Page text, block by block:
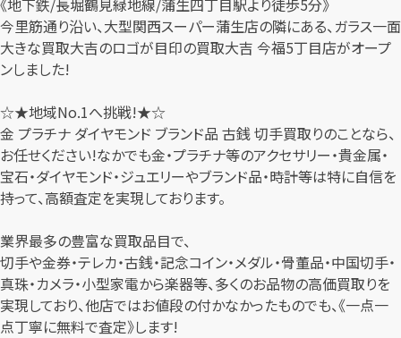
今里筋通り沿い、大型関西スーパー蒲生店の隣にある、ガラス一面
大きな買取大吉のロゴが目印の買取大吉 今福5丁目店がオープ
ンしました!
☆★地域No.1へ挑戦!★☆
金 プラチナ ダイヤモンド ブランド品 古銭 切手買取りのことなら、
お任せください!なかでも金・プラチナ等のアクセサリー・貴金属・
宝石・ダイヤモンド・ジュエリーやブランド品・時計等は特に自信を
持って、高額査定を実現しております。
業界最多の豊富な買取品目で、
切手や金券・テレカ・古銭・記念コイン・メダル・骨董品・中国切手・
真珠・カメラ・小型家電から楽器等、多くのお品物の高価買取りを
実現しており、他店ではお値段の付かなかったものでも、《一点一
点丁寧に無料で査定》します!